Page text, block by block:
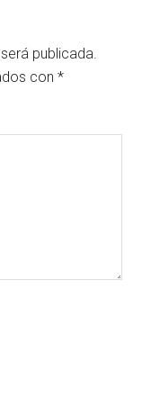
publicada.
con*